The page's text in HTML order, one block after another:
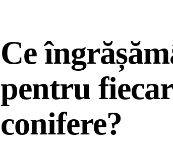
Ce
pentru
conifere?